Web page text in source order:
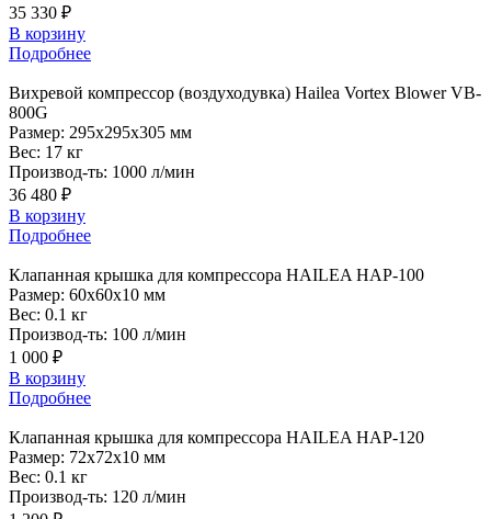
35 330 ₽
В корзину
Подробнее
Вихревой компрессор (воздуходувка) Hailea Vortex Blower VB-
800G
Размер: 295x295x305 мм
Вес: 17 кг
Производ-ть: 1000 л/мин
36 480 ₽
В корзину
Подробнее
Клапанная крышка для компрессора HAILEA HAP-100
Размер: 60x60x10 мм
Вес: 0.1 кг
Производ-ть: 100 л/мин
1 000 ₽
В корзину
Подробнее
Клапанная крышка для компрессора HAILEA HAP-120
Размер: 72x72x10 мм
Вес: 0.1 кг
Производ-ть: 120 л/мин